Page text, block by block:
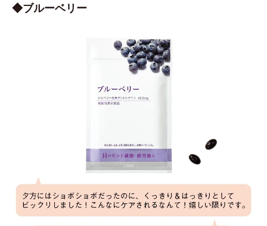
◆ブルーベリー